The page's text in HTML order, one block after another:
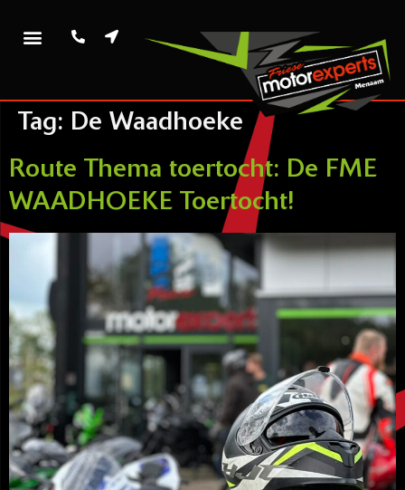
Tag: De Waadhoeke
Route Thema toertocht: De FME
WAADHOEKE Toertocht!